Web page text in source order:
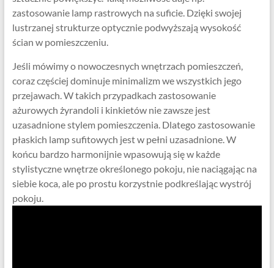
zastosowanie lamp rastrowych na suficie. Dzięki swojej
lustrzanej strukturze optycznie podwyższają wysokość
ścian w pomieszczeniu.
Jeśli mówimy o nowoczesnych wnętrzach pomieszczeń,
coraz częściej dominuje minimalizm we wszystkich jego
przejawach. W takich przypadkach zastosowanie
ażurowych żyrandoli i kinkietów nie zawsze jest
uzasadnione stylem pomieszczenia. Dlatego zastosowanie
płaskich lamp sufitowych jest w pełni uzasadnione. W
końcu bardzo harmonijnie wpasowują się w każde
stylistyczne wnętrze określonego pokoju, nie naciągając na
siebie koca, ale po prostu korzystnie podkreślając wystrój
pokoju.